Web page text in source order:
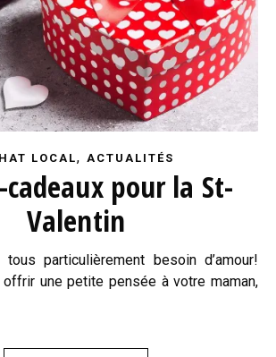
LOCAL, ACTUALITÉS
cadeaux pour la St-
Valentin
une petite pensée à votre maman,